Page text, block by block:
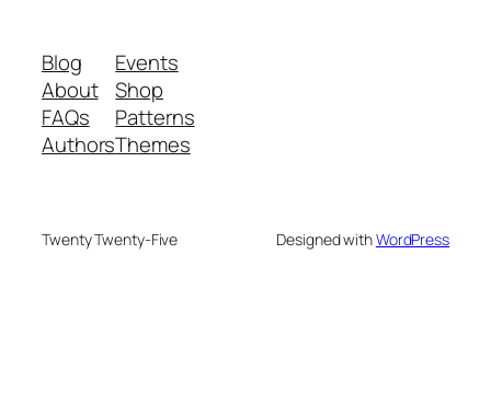
Blog
About
FAQs
Authors
Events
Shop
Patterns
Themes
Twenty Twenty-Five Designed withWordPress